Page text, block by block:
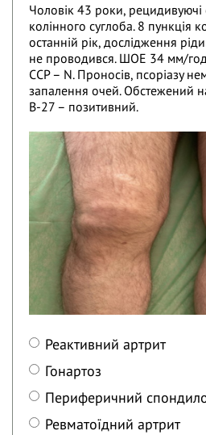
Чоловік 43 роки, рецидивуючі
колінного суглоба. 8 пункція
останній рік, дослідження
не проводився. ШОЕ 34 мм/
ССР – N. Проносів, псоріазу
запалення очей. Обстежений
В-27 – позитивний.
Реактивний артрит
Гонартоз
Периферичний
Ревматоїдний артрит